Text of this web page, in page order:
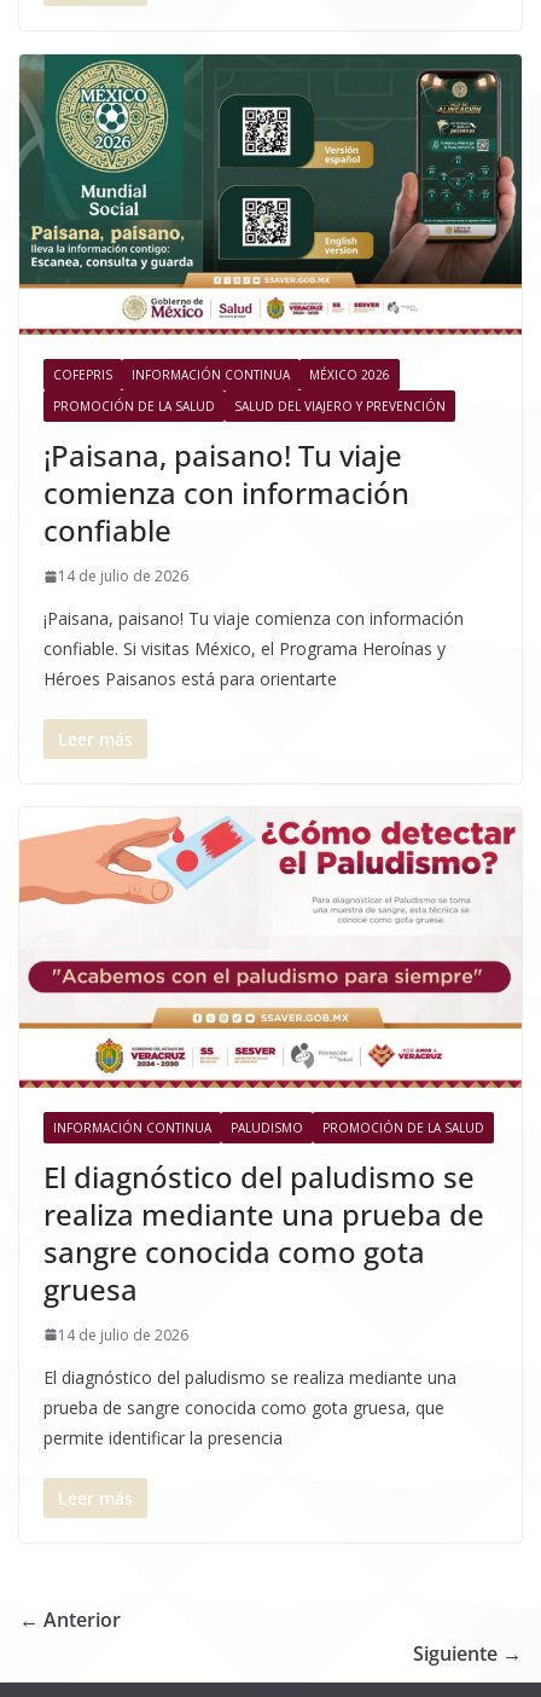
COFEPRIS INFORMACIÓN CONTINUA
MÉXICO 2026
PROMOCIÓN DE LA SALUD
SALUD DEL VIAJERO Y PREVENCIÓN
¡Paisana, paisano! Tu viaje
comienza con información
confiable
14 de julio de 2026
¡Paisana, paisano! Tu viaje comienza con información
confiable. Si visitas México, el Programa Heroínas y
Héroes Paisanos está para orientarte
Leer más
INFORMACIÓN CONTINUA PALUDISMO PROMOCIÓN DE LA SALUD
El diagnóstico del paludismo se
realiza mediante una prueba de
sangre conocida como gota
gruesa
14 de julio de 2026
El diagnóstico del paludismo se realiza mediante una
prueba de sangre conocida como gota gruesa, que
permite identificar la presencia
Leer más
← Anterior
Siguiente →